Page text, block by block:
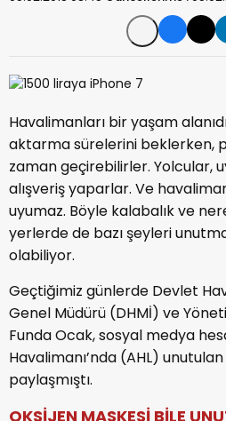
Havalimanları bir yaşam
aktarma sürelerini beklerken,
zaman geçirebilirler. Yolcular,
alışveriş yaparlar. Ve
uyumaz. Böyle kalabalık ve
yerlerde de bazı şeyleri
olabiliyor.
Geçtiğimiz günlerde Devlet
Genel Müdürü (DHMİ) ve
Funda Ocak, sosyal medya
Havalimanı’nda (AHL)
paylaşmıştı.
OKSİJEN MASKESİ BİLE